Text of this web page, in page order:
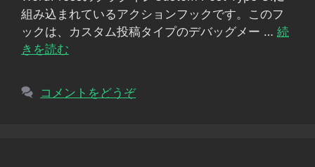
ー
組み込まれているアクションフックです。このフ
ックは、カスタム投稿タイプのデバッグメー … 続
きを読む
コメントをどうぞ